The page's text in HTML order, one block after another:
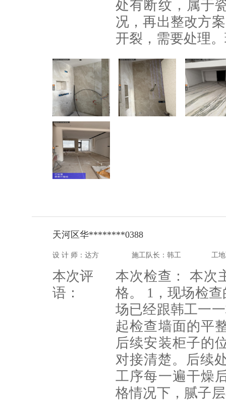
处有断纹，属于
况，再出整改方
开裂，需要处理
天河区华********0388
设 计 师：达方 施工队长：韩工 工
本次评
语：
本次检查： 本次
格。 1，现场检
场已经跟韩工一
起检查墙面的平
后续安装柜子的
对接清楚。后续
工序每一遍干燥
格情况下，腻子